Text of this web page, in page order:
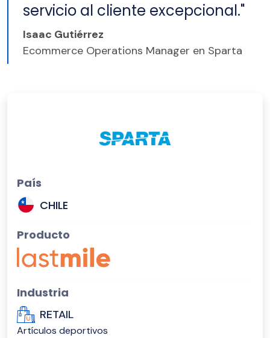
servicio al cliente excepcional."
Isaac Gutiérrez
Ecommerce Operations Manager en Sparta
País
CHILE
Producto
Industria
RETAIL
Artículos deportivos